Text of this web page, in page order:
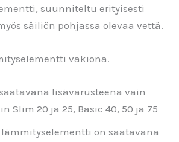
suunniteltu erityisesti
säiliön pohjassa olevaa vettä.
vakiona.
saatavana lisävarusteena vain
Slim 20 ja 25, Basic 40, 50 ja 75
lämmityselementti on saatavana